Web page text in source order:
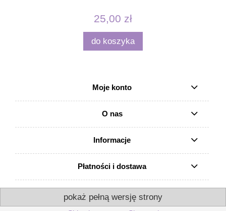
25,00 zł
do koszyka
Moje konto
O nas
Informacje
Płatności i dostawa
pokaż pełną wersję strony